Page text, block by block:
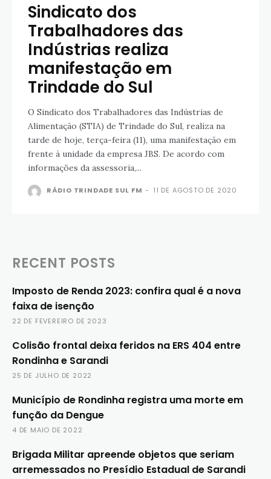
Sindicato dos
Trabalhadores das
Indústrias realiza
manifestação em
Trindade do Sul
O Sindicato dos Trabalhadores das Indústrias de
Alimentação (STIA) de Trindade do Sul, realiza na
tarde de hoje, terça-feira (11), uma manifestação em
frente à unidade da empresa JBS. De acordo com
informações da assessoria,...
RÁDIO TRINDADE SUL FM - 11 DE AGOSTO DE 2020
RECENT POSTS
Imposto de Renda 2023: confira qual é a nova
faixa de isenção
22 DE FEVEREIRO DE 2023
Colisão frontal deixa feridos na ERS 404 entre
Rondinha e Sarandi
25 DE JULHO DE 2022
Município de Rondinha registra uma morte em
função da Dengue
4 DE MAIO DE 2022
Brigada Militar apreende objetos que seriam
arremessados no Presídio Estadual de Sarandi